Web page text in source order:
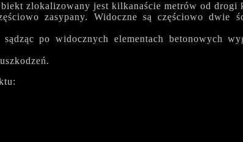
zlokalizowany jest kilkanaście metrów od drogi
zasypany. Widoczne są częściowo dwie
sądząc po widocznych elementach betonowych